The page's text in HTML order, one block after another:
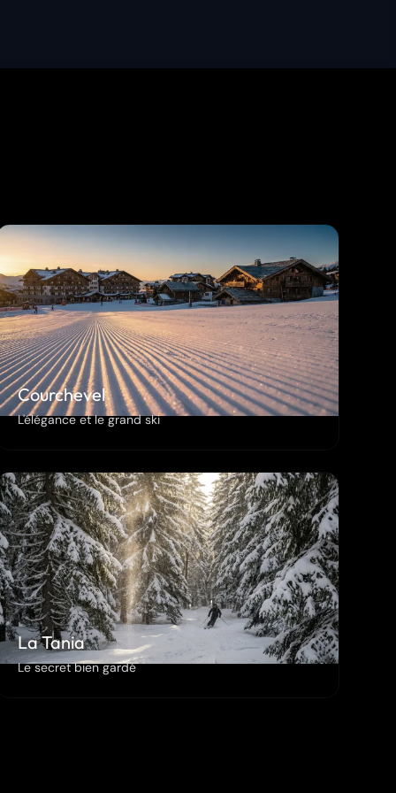
Courchevel
L'élégance et le grand ski
La Tania
Le secret bien gardé